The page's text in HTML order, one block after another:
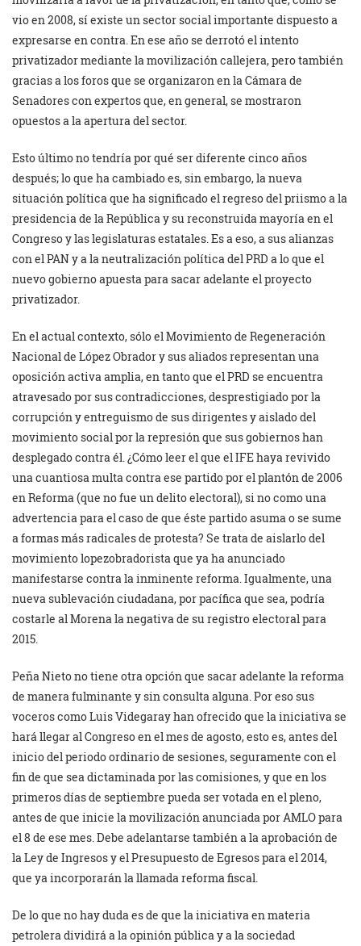
vio en 2008, sí existe un sector social importante dispuesto a
expresarse en contra. En ese año se derrotó el intento
privatizador mediante la movilización callejera, pero también
gracias a los foros que se organizaron en la Cámara de
Senadores con expertos que, en general, se mostraron
opuestos a la apertura del sector.
Esto último no tendría por qué ser diferente cinco años
después; lo que ha cambiado es, sin embargo, la nueva
situación política que ha significado el regreso del priismo a la
presidencia de la República y su reconstruida mayoría en el
Congreso y las legislaturas estatales. Es a eso, a sus alianzas
con el PAN y a la neutralización política del PRD a lo que el
nuevo gobierno apuesta para sacar adelante el proyecto
privatizador.
En el actual contexto, sólo el Movimiento de Regeneración
Nacional de López Obrador y sus aliados representan una
oposición activa amplia, en tanto que el PRD se encuentra
atravesado por sus contradicciones, desprestigiado por la
corrupción y entreguismo de sus dirigentes y aislado del
movimiento social por la represión que sus gobiernos han
desplegado contra él. ¿Cómo leer el que el IFE haya revivido
una cuantiosa multa contra ese partido por el plantón de 2006
en Reforma (que no fue un delito electoral), si no como una
advertencia para el caso de que éste partido asuma o se sume
a formas más radicales de protesta? Se trata de aislarlo del
movimiento lopezobradorista que ya ha anunciado
manifestarse contra la inminente reforma. Igualmente, una
nueva sublevación ciudadana, por pacífica que sea, podría
costarle al Morena la negativa de su registro electoral para
2015.
Peña Nieto no tiene otra opción que sacar adelante la reforma
de manera fulminante y sin consulta alguna. Por eso sus
voceros como Luis Videgaray han ofrecido que la iniciativa se
hará llegar al Congreso en el mes de agosto, esto es, antes del
inicio del periodo ordinario de sesiones, seguramente con el
fin de que sea dictaminada por las comisiones, y que en los
primeros días de septiembre pueda ser votada en el pleno,
antes de que inicie la movilización anunciada por AMLO para
el 8 de ese mes. Debe adelantarse también a la aprobación de
la Ley de Ingresos y el Presupuesto de Egresos para el 2014,
que ya incorporarán la llamada reforma fiscal.
De lo que no hay duda es de que la iniciativa en materia
petrolera dividirá a la opinión pública y a la sociedad